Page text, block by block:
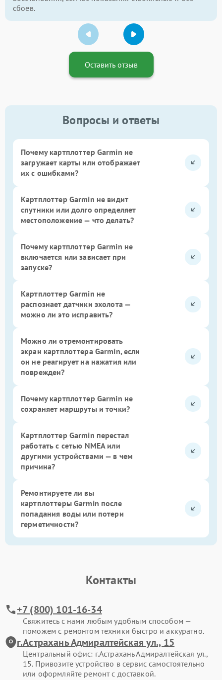
сбоев.
Оставить отзыв
Вопросы и ответы
Почему картплоттер Garmin не
загружает карты или отображает
их с ошибками?
Картплоттер Garmin не видит
спутники или долго определяет
местоположение — что делать?
Почему картплоттер Garmin не
включается или зависает при
запуске?
Картплоттер Garmin не
распознает датчики эхолота —
можно ли это исправить?
Можно ли отремонтировать
экран картплоттера Garmin, если
он не реагирует на нажатия или
поврежден?
Почему картплоттер Garmin не
сохраняет маршруты и точки?
Картплоттер Garmin перестал
работать с сетью NMEA или
другими устройствами — в чем
причина?
Ремонтируете ли вы
картплоттеры Garmin после
попадания воды или потери
герметичности?
Контакты
+7 (800) 101-16-34
Свяжитесь с нами любым удобным способом —
поможем с ремонтом техники быстро и аккуратно.
г.Астрахань Адмиралтейская ул., 15
Центральный офис: г.Астрахань Адмиралтейская ул.,
15. Привозите устройство в сервис самостоятельно
или оформляйте ремонт с доставкой.